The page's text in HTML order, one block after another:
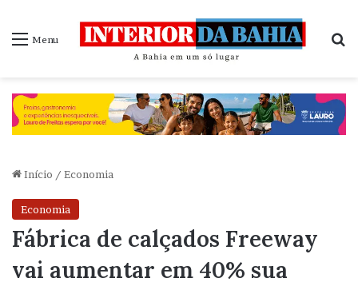
Menu
Início / Economia
Economia
Fábrica de calçados Freeway
vai aumentar em 40% sua